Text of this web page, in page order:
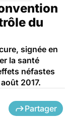
du
signée en
la santé
néfastes
2017.
Partager